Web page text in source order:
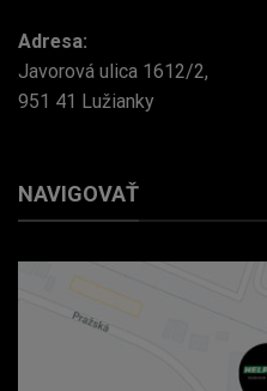
Adresa:
Javorová ulica 1612/2,
951 41 Lužianky
NAVIGOVAŤ